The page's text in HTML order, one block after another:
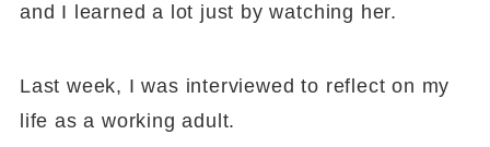
and I learned a lot just by watching her.
Last week, I was interviewed to reflect on my
life as a working adult.